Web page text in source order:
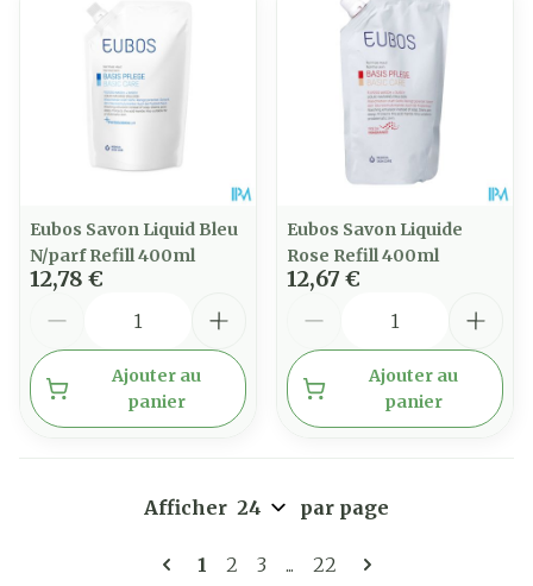
Eubos Savon Liquid Bleu
N/parf Refill 400ml
12,78 €
Ajouter au
panier
Eubos Savon Liquide
Rose Refill 400ml
12,67 €
Ajouter au
panier
Pages
Vous lisez actuellement la page
1 Page
2 Page
3 ... Page
22
Afficher par page